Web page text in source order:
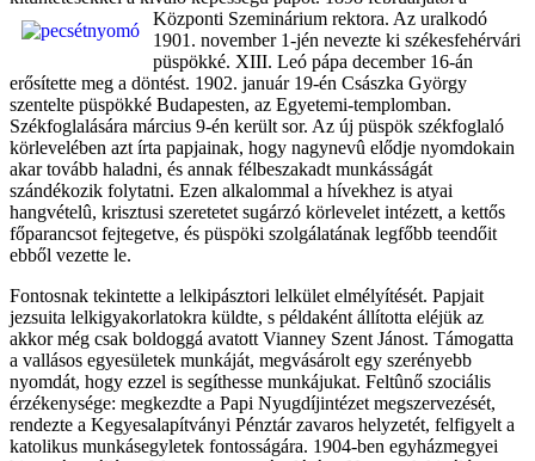
Központi Szeminárium rektora. Az uralkodó
1901. november 1-jén nevezte ki székesfehérvári
püspökké. XIII. Leó pápa december 16-án
erősítette meg a döntést. 1902. január 19-én Császka György
szentelte püspökké Budapesten, az Egyetemi-templomban.
Székfoglalására március 9-én került sor. Az új püspök székfoglaló
körlevelében azt írta papjainak, hogy nagynevû elődje nyomdokain
akar tovább haladni, és annak félbeszakadt munkásságát
szándékozik folytatni. Ezen alkalommal a hívekhez is atyai
hangvételû, krisztusi szeretetet sugárzó körlevelet intézett, a kettős
főparancsot fejtegetve, és püspöki szolgálatának legfőbb teendőit
ebből vezette le.
Fontosnak tekintette a lelkipásztori lelkület elmélyítését. Papjait
jezsuita lelkigyakorlatokra küldte, s példaként állította eléjük az
akkor még csak boldoggá avatott Vianney Szent Jánost. Támogatta
a vallásos egyesületek munkáját, megvásárolt egy szerényebb
nyomdát, hogy ezzel is segíthesse munkájukat. Feltûnő szociális
érzékenysége: megkezdte a Papi Nyugdíjintézet megszervezését,
rendezte a Kegyesalapítványi Pénztár zavaros helyzetét, felfigyelt a
katolikus munkásegyletek fontosságára. 1904-ben egyházmegyei